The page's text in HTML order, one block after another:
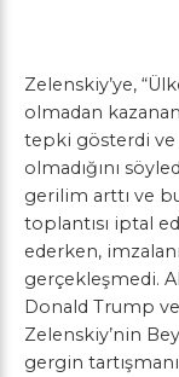
Zelenskiy’ye,
olmadan
tepki gösterdi ve
olmadığını
gerilim arttı ve
toplantısı iptal
ederken,
gerçekleşmedi.
Donald Trump
Zelenskiy’nin
gergin